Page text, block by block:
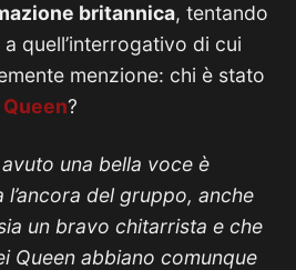
britannica, tentando
quell’interrogativo di cui
menzione: chi è stato
Queen?
una bella voce è
del gruppo, anche
un bravo chitarrista e che
Queen abbiano comunque